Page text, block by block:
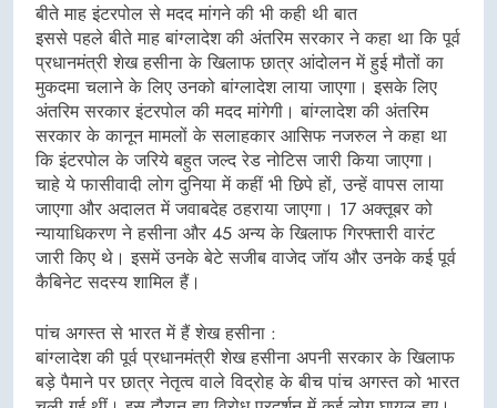
बीते माह इंटरपोल से मदद मांगने की भी कही थी बात
इससे पहले बीते माह बांग्लादेश की अंतरिम सरकार ने कहा था कि पूर्व
प्रधानमंत्री शेख हसीना के खिलाफ छात्र आंदोलन में हुई मौतों का
मुकदमा चलाने के लिए उनको बांग्लादेश लाया जाएगा। इसके लिए
अंतरिम सरकार इंटरपोल की मदद मांगेगी। बांग्लादेश की अंतरिम
सरकार के कानून मामलों के सलाहकार आसिफ नजरुल ने कहा था
कि इंटरपोल के जरिये बहुत जल्द रेड नोटिस जारी किया जाएगा।
चाहे ये फासीवादी लोग दुनिया में कहीं भी छिपे हों, उन्हें वापस लाया
जाएगा और अदालत में जवाबदेह ठहराया जाएगा। 17 अक्तूबर को
न्यायाधिकरण ने हसीना और 45 अन्य के खिलाफ गिरफ्तारी वारंट
जारी किए थे। इसमें उनके बेटे सजीब वाजेद जॉय और उनके कई पूर्व
कैबिनेट सदस्य शामिल हैं।
पांच अगस्त से भारत में हैं शेख हसीना :
बांग्लादेश की पूर्व प्रधानमंत्री शेख हसीना अपनी सरकार के खिलाफ
बड़े पैमाने पर छात्र नेतृत्व वाले विद्रोह के बीच पांच अगस्त को भारत